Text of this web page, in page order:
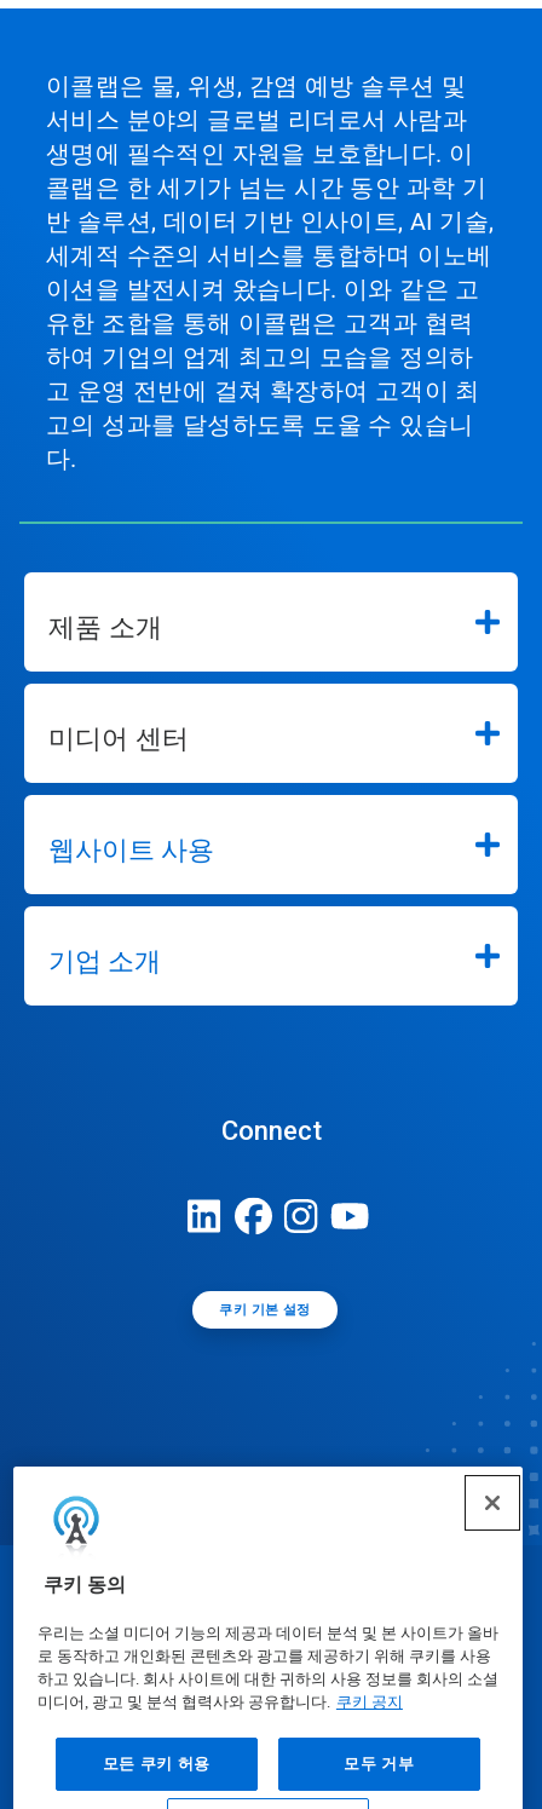
쿠키 동의
우리는 소셜 미디어 기능의 제공과 데이터 분석 및 본 사이트가 올바
로 동작하고 개인화된 콘텐츠와 광고를 제공하기 위해 쿠키를 사용
하고 있습니다. 회사 사이트에 대한 귀하의 사용 정보를 회사의 소셜
미디어, 광고 및 분석 협력사와 공유합니다. 쿠키 공지
모든 쿠키 허용 모두 거부
이콜랩은 물, 위생, 감염 예방 솔루션 및
서비스 분야의 글로벌 리더로서 사람과
생명에 필수적인 자원을 보호합니다. 이
콜랩은 한 세기가 넘는 시간 동안 과학 기
반 솔루션, 데이터 기반 인사이트, AI 기술,
세계적 수준의 서비스를 통합하며 이노베
이션을 발전시켜 왔습니다. 이와 같은 고
유한 조합을 통해 이콜랩은 고객과 협력
하여 기업의 업계 최고의 모습을 정의하
고 운영 전반에 걸쳐 확장하여 고객이 최
고의 성과를 달성하도록 도울 수 있습니
다.
제품 소개
미디어 센터
웹사이트 사용
기업 소개
Connect
쿠키 기본 설정
물질안전보건자료표| 개인정보보호방침|이용약관